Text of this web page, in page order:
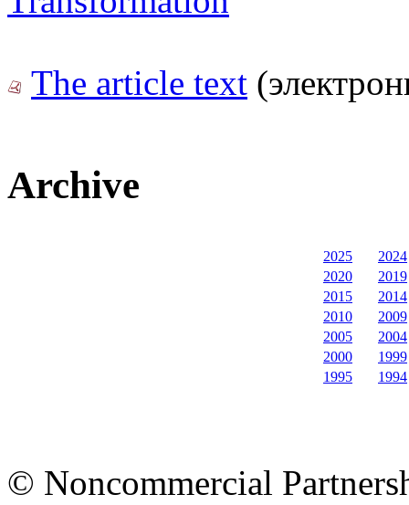
The article text
Archive
2025
2024
2020
2019
2015
2014
2010
2009
2005
2004
2000
1999
1995
1994
© Noncommercial